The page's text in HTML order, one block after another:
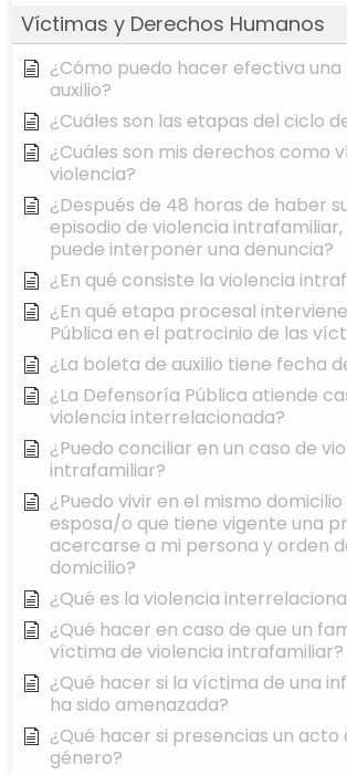
Víctimas y Derechos Humanos
¿Cómo puedo hacer efectiva
auxilio?
¿Cuáles son las etapas del ciclo
¿Cuáles son mis derechos como
violencia?
¿Después de 48 horas de haber
episodio de violencia
puede interponer una denuncia?
¿En qué consiste la violencia
¿En qué etapa procesal
Pública en el patrocinio de las
¿La boleta de auxilio tiene fecha
¿La Defensoría Pública atiende
violencia interrelacionada?
¿Puedo conciliar en un caso de
intrafamiliar?
¿Puedo vivir en el mismo
esposa/o que tiene vigente una
acercarse a mi persona y orden
domicilio?
¿Qué es la violencia
¿Qué hacer en caso de que un
víctima de violencia intrafamiliar?
¿Qué hacer si la víctima de una
ha sido amenazada?
¿Qué hacer si presencias un acto
género?